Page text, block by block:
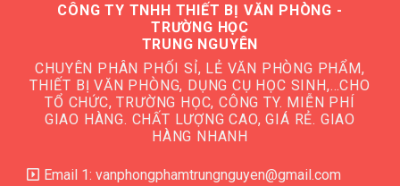
CÔNG TY TNHH THIẾT BỊ VĂN PHÒNG -
TRƯỜNG HỌC
TRUNG NGUYÊN
CHUYÊN PHÂN PHỐI SỈ, LẺ VĂN PHÒNG PHẨM,
THIẾT BỊ VĂN PHÒNG, DỤNG CỤ HỌC SINH,…CHO
TỔ CHỨC, TRƯỜNG HỌC, CÔNG TY. MIỄN PHÍ
GIAO HÀNG. CHẤT LƯỢNG CAO, GIÁ RẺ. GIAO
HÀNG NHANH
Email 1: vanphongphamtrungnguyen@gmail.com